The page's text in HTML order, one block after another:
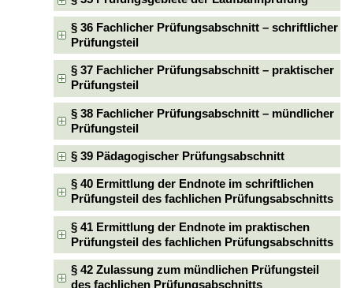
§ 36 Fachlicher Prüfungsabschnitt – schriftlicher
Prüfungsteil
§ 37 Fachlicher Prüfungsabschnitt – praktischer
Prüfungsteil
§ 38 Fachlicher Prüfungsabschnitt – mündlicher
Prüfungsteil
§ 39 Pädagogischer Prüfungsabschnitt
§ 40 Ermittlung der Endnote im schriftlichen
Prüfungsteil des fachlichen Prüfungsabschnitts
§ 41 Ermittlung der Endnote im praktischen
Prüfungsteil des fachlichen Prüfungsabschnitts
§ 42 Zulassung zum mündlichen Prüfungsteil
des fachlichen Prüfungsabschnitts